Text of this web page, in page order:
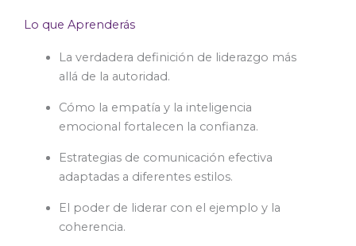
Lo que Aprenderás
La verdadera definición de liderazgo más
allá de la autoridad.
Cómo la empatía y la inteligencia
emocional fortalecen la confianza.
Estrategias de comunicación efectiva
adaptadas a diferentes estilos.
El poder de liderar con el ejemplo y la
coherencia.